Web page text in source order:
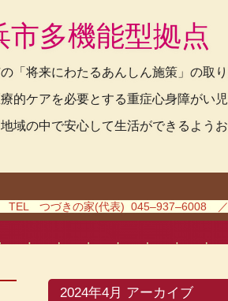
市多機能型拠
「将来にわたるあんしん施策」の取
的ケアを必要とする重症心身障がい
域の中で安心して生活ができるよう
TEL つづきの家(代表) 045–937–6008
2024年4月 アーカイブ